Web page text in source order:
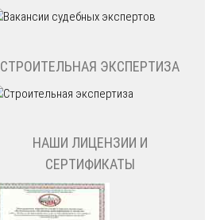
СТРОИТЕЛЬНАЯ ЭКСПЕРТИЗА
НАШИ ЛИЦЕНЗИИ И
СЕРТИФИКАТЫ